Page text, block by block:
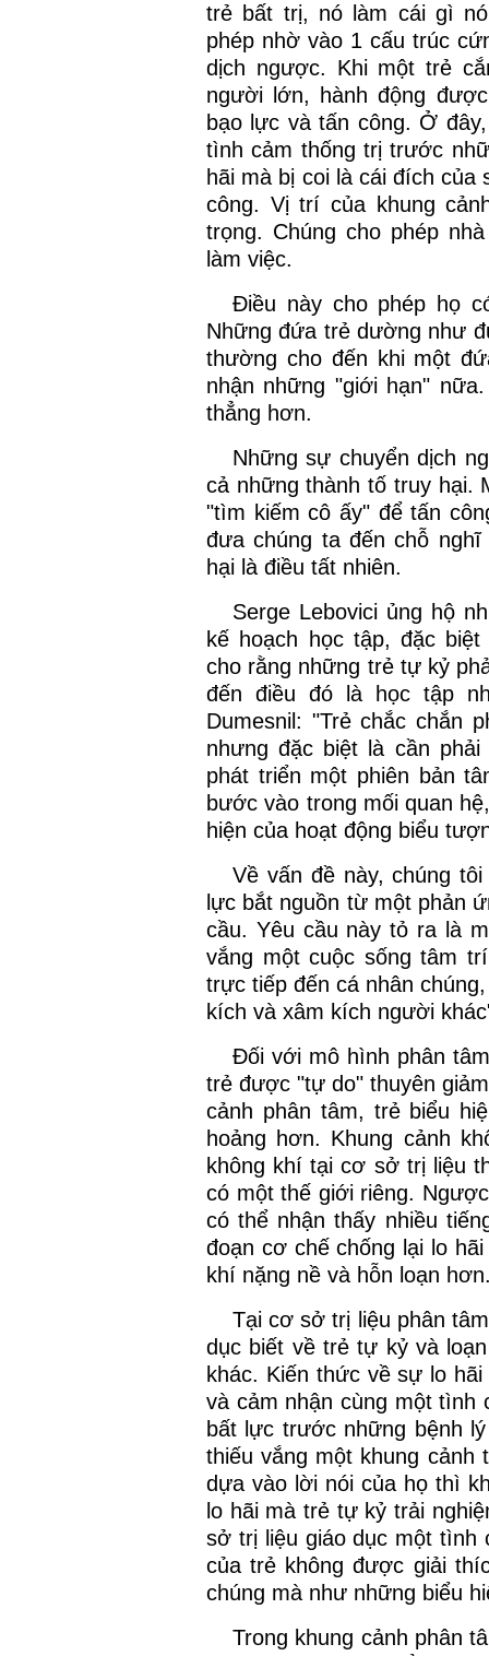
trẻ bất trị, nó làm cái gì
phép nhờ vào 1 cấu trúc
dịch ngược. Khi một trẻ
người lớn, hành động
bạo lực và tấn công. Ở
tình cảm thống trị trước
hãi mà bị coi là cái đích
công. Vị trí của khung
trọng. Chúng cho phép
làm việc.
Điều này cho phép họ
Những đứa trẻ dường như
thường cho đến khi một
nhận những "giới hạn"
thẳng hơn.
Những sự chuyển dịch
cả những thành tố truy hại.
"tìm kiếm cô ấy" để tấn
đưa chúng ta đến chỗ
hại là điều tất nhiên.
Serge Lebovici ủng hộ
kế hoạch học tập, đặc
cho rằng những trẻ tự kỷ
đến điều đó là học tập
Dumesnil: "Trẻ chắc chắn
nhưng đặc biệt là cần
phát triển một phiên bản
bước vào trong mối quan
hiện của hoạt động biểu
Về vấn đề này, chúng
lực bắt nguồn từ một phản
cầu. Yêu cầu này tỏ ra là
vắng một cuộc sống tâm
trực tiếp đến cá nhân
kích và xâm kích người
Đối với mô hình phân
trẻ được "tự do" thuyên
cảnh phân tâm, trẻ biểu
hoảng hơn. Khung cảnh
không khí tại cơ sở trị liệu
có một thế giới riêng.
có thể nhận thấy nhiều
đoạn cơ chế chống lại lo
khí nặng nề và hỗn loạn
Tại cơ sở trị liệu phân
dục biết về trẻ tự kỷ và
khác. Kiến thức về sự lo
và cảm nhận cùng một tình
bất lực trước những bệnh
thiếu vắng một khung cảnh
dựa vào lời nói của họ thì
lo hãi mà trẻ tự kỷ trải
sở trị liệu giáo dục một tình
của trẻ không được giải
chúng mà như những biểu
Trong khung cảnh phân